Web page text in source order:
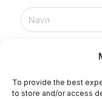
To provide the best
to store and/or access